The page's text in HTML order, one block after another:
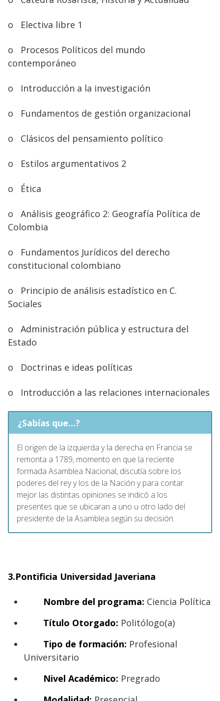
o Electiva libre 1
o
Procesos Políticos del mundo
contemporáneo
o Introducción a la investigación
o Fundamentos de gestión organizacional
o Clásicos del pensamiento político
o Estilos argumentativos 2
o Ética
o
Análisis geográfico 2: Geografía Política de
Colombia
o
Fundamentos Jurídicos del derecho
constitucional colombiano
o
Principio de análisis estadístico en C.
Sociales
o
Administración pública y estructura del
Estado
o Doctrinas e ideas políticas
o Introducción a las relaciones internacionales
¿Sabías que...?
El origen de la izquierda y la derecha en Francia se
remonta a 1789, momento en que la reciente
formada Asamblea Nacional, discutía sobre los
poderes del rey y los de la Nación y para contar
mejor las distintas opiniones se indicó a los
presentes que se ubicaran a uno u otro lado del
presidente de la Asamblea según su decisión.
3.Pontificia Universidad Javeriana
Nombre del programa: Ciencia Política
Título Otorgado: Politólogo(a)
Tipo de formación: Profesional
Universitario
Nivel Académico: Pregrado